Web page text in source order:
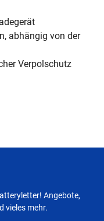
abhängig von der
Verpolschutz
Angebote,
vieles mehr.